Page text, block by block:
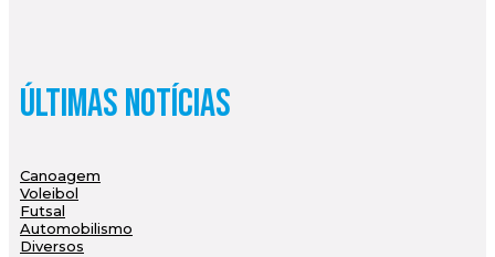
Últimas Notícias
Canoagem
Voleibol
Futsal
Automobilismo
Diversos